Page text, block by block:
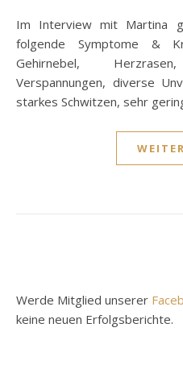
Im Interview mit Martina geht es unter anderem um
folgende Symptome &
Gehirnebel,
Verspannungen, diverse
starkes Schwitzen, sehr
Werde Mitglied unserer
keine neuen Erfolgsberichte.